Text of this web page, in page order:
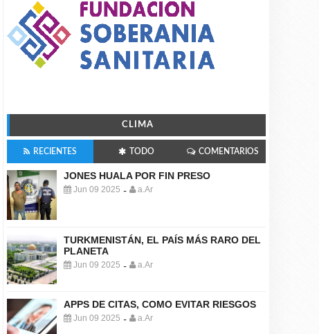
CLIMA
RECIENTES TODO COMENTARIOS
JONES HUALA POR FIN PRESO
Jun 09 2025 - a.Ar
TURKMENISTÁN, EL PAÍS MÁS RARO DEL
PLANETA
Jun 09 2025 - a.Ar
APPS DE CITAS, COMO EVITAR RIESGOS
Jun 09 2025 - a.Ar